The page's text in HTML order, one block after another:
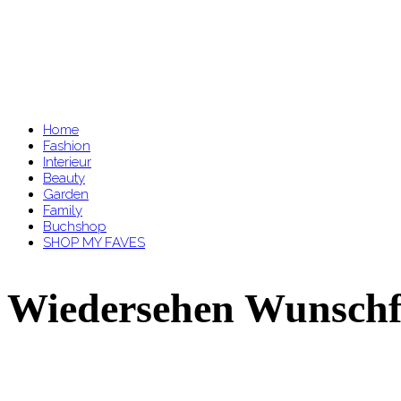
Home
Fashion
Interieur
Beauty
Garden
Family
Buchshop
SHOP MY FAVES
Wiedersehen